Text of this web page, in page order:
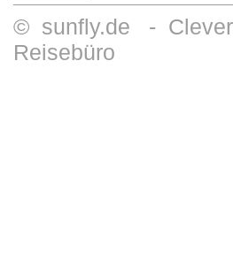
© sunfly.de - Clever
Reisebüro